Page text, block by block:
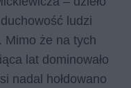
ludzi
Mimo że na tych
lat dominowało
nadal hołdowano